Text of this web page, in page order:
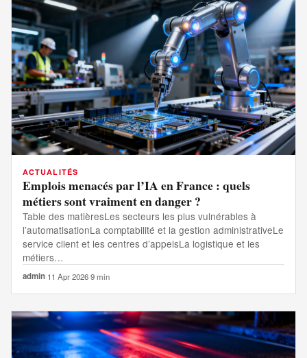
ACTUALITÉS
Emplois menacés par l’IA en France : quels
métiers sont vraiment en danger ?
Table des matièresLes secteurs les plus vulnérables à
l’automatisationLa comptabilité et la gestion administrativeLe
service client et les centres d’appelsLa logistique et les
métiers…
admin·11 Apr 2026·9 min